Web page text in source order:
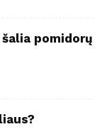
pomidorų